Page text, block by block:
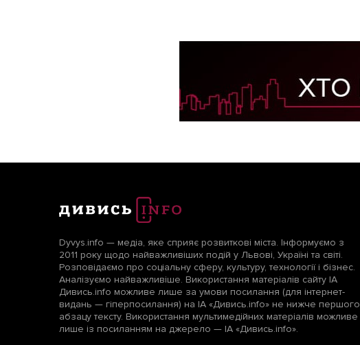
Dyvys.info — медіа, яке сприяє розвиткові міста. Інформуємо з
2011 року щодо найважливіших подій у Львові, Україні та світі.
Розповідаємо про соціальну сферу, культуру, технології і бізнес.
Аналізуємо найважливіше. Використання матеріалів сайту ІА
Дивись.info можливе лише за умови посилання (для інтернет-
видань — гіперпосилання) на ІА «Дивись.info» не нижче першого
абзацу тексту. Використання мультимедійних матеріалів можливе
лише із посиланням на джерело — ІА «Дивись.info».